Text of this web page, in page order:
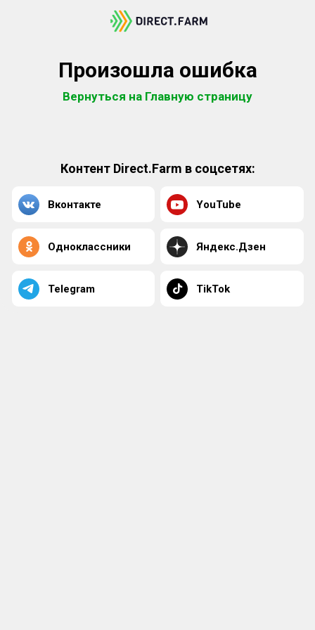
Произошла ошибка
Вернуться на Главную страницу
Контент Direct.Farm в соцсетях:
Вконтакте YouTube
Одноклассники Яндекс.Дзен
Telegram TikTok